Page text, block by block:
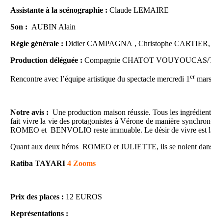
Assistante à la scénographie :Claude LEMAIRE
Son : AUBIN Alain
Régie générale :Didier CAMPAGNA , Christophe
Production déléguée :Compagnie CHATOT
Rencontre avec l’équipe artistique du spectacle mercredi 1er
Notre avis :Une production maison réussie. Tous les
fait vivre la vie des protagonistes à Vérone de manière
ROMEO et BENVOLIO reste immuable. Le désir de vivre est
Quant aux deux héros ROMEO et JULIETTE, ils se noient
Ratiba TAYARI4 Zooms
Prix des places : 12 EUROS
Représentations :